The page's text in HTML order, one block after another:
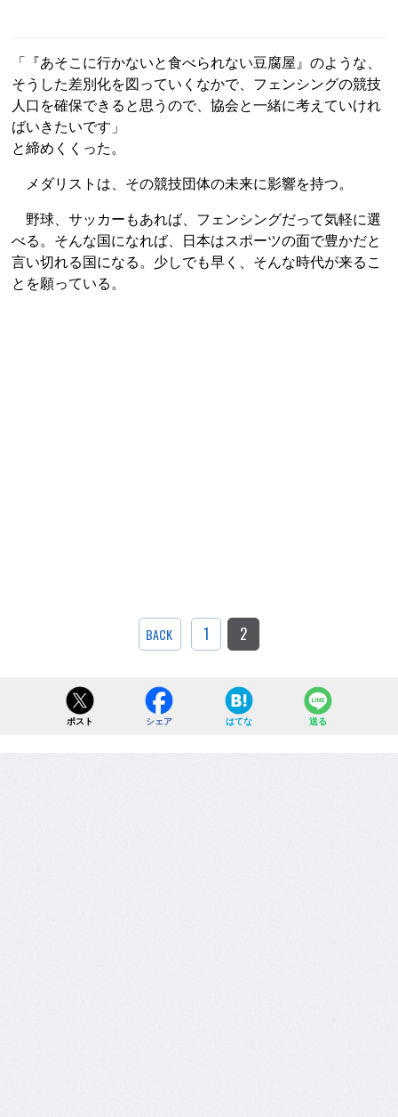
「『あそこに行かないと食べられない豆腐屋』のような、
そうした差別化を図っていくなかで、フェンシングの競技
人口を確保できると思うので、協会と一緒に考えていけれ
ばいきたいです」
と締めくくった。
メダリストは、その競技団体の未来に影響を持つ。
野球、サッカーもあれば、フェンシングだって気軽に選
べる。そんな国になれば、日本はスポーツの面で豊かだと
言い切れる国になる。少しでも早く、そんな時代が来るこ
とを願っている。
BACK 1 2
ポスト シェア はてな 送る